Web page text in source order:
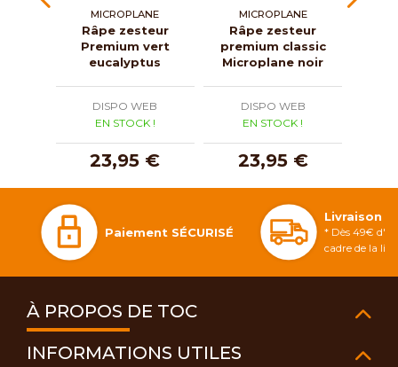
MICROPLANE
Râpe zesteur
Premium vert
eucalyptus
DISPO WEB
EN STOCK !
23,95 €
MICROPLANE
Râpe zesteur
premium classic
Microplane noir
DISPO WEB
EN STOCK !
23,95 €
Paiement SÉCURISÉ
Livraison
* Dès 49€
cadre de la
À PROPOS DE TOC
INFORMATIONS UTILES